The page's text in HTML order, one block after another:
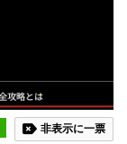
非表示に一票